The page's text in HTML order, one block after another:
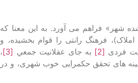
شهر» فراهم می ‌آورد. به این معنا که
فرهنگ رانتی را قوام بخشیده، و
فردی [2] به جای عقلانیت جمعي [3]
،
‌های تحقق حکمرایی خوب شهری، و در